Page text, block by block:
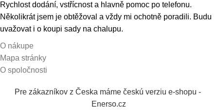
Rychlost dodání, vstřícnost a hlavně pomoc po telefonu.
Několikrát jsem je obtěžoval a vždy mi ochotně poradili. Budu
uvažovat i o koupi sady na chalupu.
O nákupe
Mapa stránky
O spoločnosti
Pre zákazníkov z Česka máme českú verziu e-shopu -
Enerso.cz